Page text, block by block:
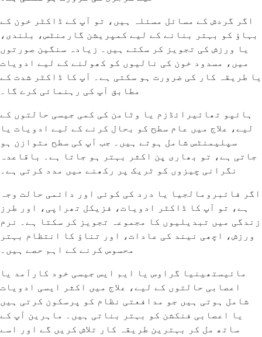
اگر گردش کے مسائل مسئلہ ہیں، تو آپ کے ڈاکٹر خون کے
بہاؤ کو بہتر بنانے کے لیے کمپریشن گارمنٹس، بلندی،
یا ورزش کی تجویز کر سکتے ہیں۔ زیادہ سنگین صورتوں
میں، مسدود خون کی نالیوں کو کھولنے کے لیے ادویات
یا طریقہ کار کی ضرورت ہو سکتی ہے۔ آپ کا ڈاکٹر شدت کے
مطابق آپ کی رہنمائی کرے گا۔
ہائپو تھائیرائڈزم یا وٹامن کی کمی جیسی حالتوں کے
لیے، علاج میں عام سطح کو بحال کرنے کے لیے ادویات یا
سپلیمنٹس شامل ہوتے ہیں۔ جب آپ کی سطح متوازن ہو
جاتی ہے، تو بھاری پن اکثر بہتر ہو جاتا ہے۔ باقاعدہ
نگرانی چیزوں کو ٹریک پر رکھنے میں مدد کرتی ہے۔
اگر فائبرومالجیا یا درد کی کوئی اور دائمی حالت وجہ
ہے، تو آپ کا ڈاکٹر ادویات، فزیکل تھراپی، اور طرز
زندگی میں تبدیلیوں کا مجموعہ تجویز کر سکتا ہے۔ نرم
ورزش، اچھی نیند کی عادات، اور تناؤ کا انتظام بہتر
محسوس کرنے کے اہم حصے ہیں۔
مائیستھینیا گراوس یا ایم ایس جیسی خود کارآمد یا
اعصابی حالتوں کے لیے، علاج میں اکثر ایسی ادویات
شامل ہوتی ہیں جو مدافعتی نظام کو پرسکون کرتی ہیں
یا اعصابی فنکشن کو بہتر بناتی ہیں۔ ماہرین آپ کے
ساتھ مل کر بہترین طریقہ کار تلاش کریں گے اور اسے